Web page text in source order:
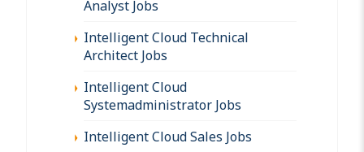
Analyst Jobs
Intelligent Cloud Technical
Architect Jobs
Intelligent Cloud
Systemadministrator Jobs
Intelligent Cloud Sales Jobs